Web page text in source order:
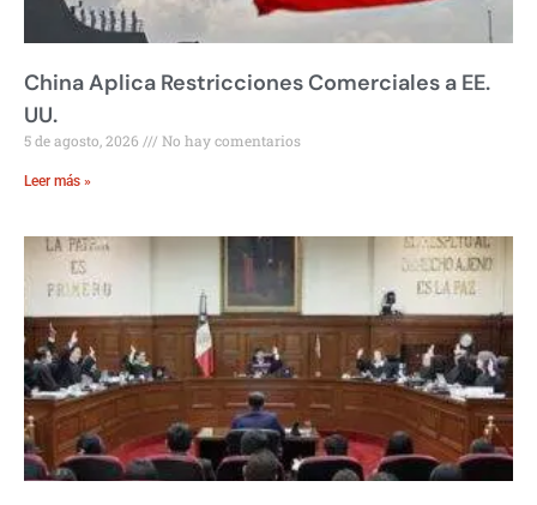
China Aplica Restricciones Comerciales a EE.
UU.
5 de agosto, 2026 No hay comentarios
Leer más »